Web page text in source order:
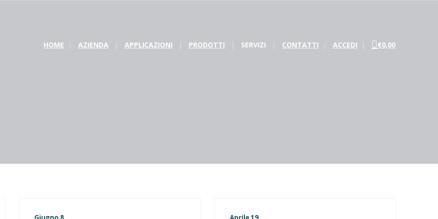
HOME AZIENDA APPLICAZIONI PRODOTTI SERVIZI CONTATTI ACCEDI €0,00